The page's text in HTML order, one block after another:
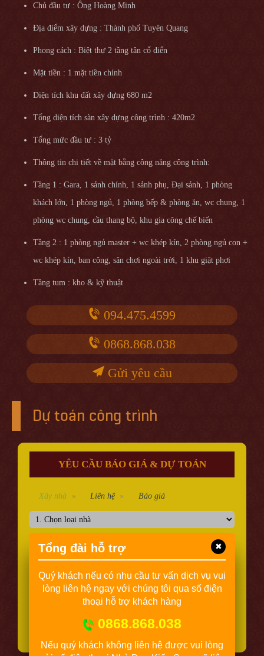
Chủ đầu tư : Ông Hoàng Minh
Địa điểm xây dựng : Thành phố Tuyên Quang
Phong cách : Biệt thự 2 tầng tân cổ điển
Mặt tiền : 1 mặt tiền chính
Diện tích khu đất xây dựng 680 m2
Tổng diện tích sàn xây dựng công trình : 420m2
Tổng mức đầu tư : 3 tỷ
Thông tin chi tiết về mặt bằng công năng công trình:
Tầng 1 : Gara, 1 sảnh chính, 1 sảnh phụ, Đại sảnh, 1 phòng
khách lớn, 1 phòng ngủ, 1 phòng bếp & phòng ăn, wc chung, 1
phòng wc chung, cầu thang bộ, khu gia công chế biến
Tầng 2 : 1 phòng ngủ master + wc khép kín, 2 phòng ngủ con +
wc khép kín, ban công, sân chơi ngoài trời, 1 khu giặt phơi
Tầng tum : kho & kỹ thuật
094.475.4599
0868.868.038
Gửi yêu cầu
Dự toán công trình
YÊU CẦU BÁO GIÁ & DỰ TOÁN
Xây nhà Liên hệ Báo giá
Tiếp tục
Điền đầy đủ thông tin để nhận báo giá dự toán công
Tổng đài hỗ trợ ✖
Quý khách nếu có nhu cầu tư vấn dịch vụ vui
lòng liên hệ ngay với chúng tôi qua số điện
thoại hỗ trợ khách hàng
0868.868.038
Nếu quý khách không liên hệ được vui lòng